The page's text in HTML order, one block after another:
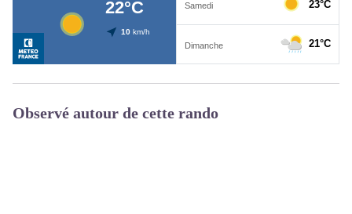
Observé autour de cette rando